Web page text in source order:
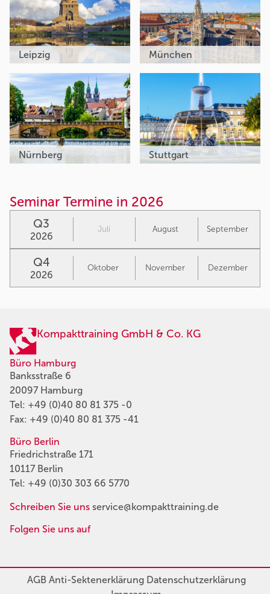
Leipzig München
Nürnberg Stuttgart
Seminar Termine in 2026
Q3
2026
Juli August September
Q4
2026
Oktober November Dezember
Kompakttraining GmbH & Co. KG
Büro Hamburg
Banksstraße 6
20097 Hamburg
Tel: +49 (0)40 80 81 375 -0
Fax: +49 (0)40 80 81 375 -41
Büro Berlin
Friedrichstraße 171
10117 Berlin
Tel: +49 (0)30 303 66 5770
Schreiben Sie uns service@kompakttraining.de
Folgen Sie uns auf
AGBAnti-SektenerklärungDatenschutzerklärung